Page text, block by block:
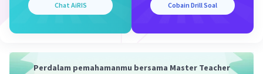
Chat AiRIS Cobain Drill Soal
Perdalam pemahamanmu bersama Master Teacher